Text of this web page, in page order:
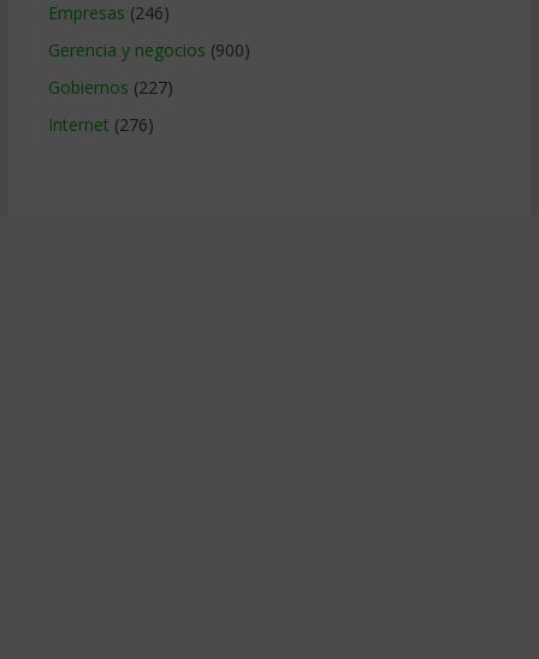
Empresas (246)
Gerencia y negocios (900)
Gobiernos (227)
Internet (276)